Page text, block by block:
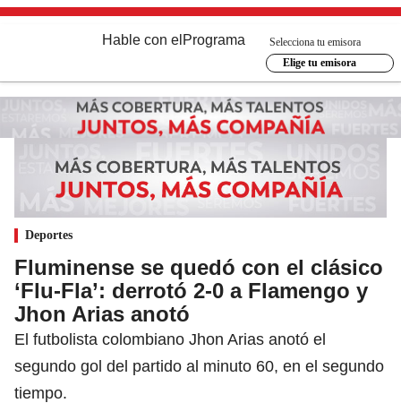
Hable con el Programa
Selecciona tu emisora
Elige tu emisora
Deportes
Fluminense se quedó con el clásico
‘Flu-Fla’: derrotó 2-0 a Flamengo y
Jhon Arias anotó
El futbolista colombiano Jhon Arias anotó el
segundo gol del partido al minuto 60, en el segundo
tiempo.